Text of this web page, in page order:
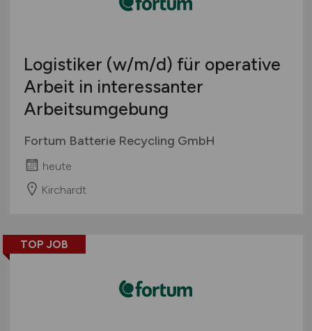
Logistiker (w/m/d) für operative
Arbeit in interessanter
Arbeitsumgebung
Fortum Batterie Recycling GmbH
heute
Kirchardt
TOP JOB